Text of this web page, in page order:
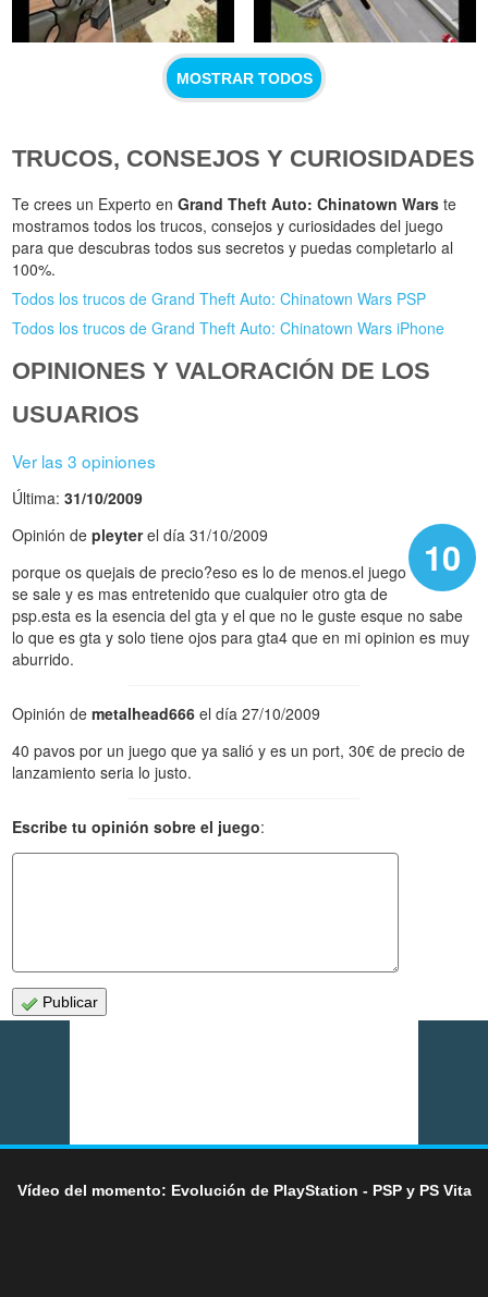
MOSTRAR TODOS
TRUCOS, CONSEJOS Y CURIOSIDADES
Te crees un Experto enGrand Theft Auto: Chinatown Wars te
mostramos todos los trucos, consejos y curiosidades del juego
para que descubras todos sus secretos y puedas completarlo al
100%.
Todos los trucos de Grand Theft Auto: Chinatown Wars PSP
Todos los trucos de Grand Theft Auto: Chinatown Wars iPhone
OPINIONES Y VALORACIÓN DE LOS
USUARIOS
Ver las 3 opiniones
Última:31/10/2009
10
Opinión depleyterel día 31/10/2009
porque os quejais de precio?eso es lo de menos.el juego
se sale y es mas entretenido que cualquier otro gta de
psp.esta es la esencia del gta y el que no le guste esque no sabe
lo que es gta y solo tiene ojos para gta4 que en mi opinion es muy
aburrido.
Opinión demetalhead666 el día 27/10/2009
40 pavos por un juego que ya salió y es un port, 30€ de precio de
lanzamiento seria lo justo.
Escribe tu opinión sobre el juego:
Publicar
Vídeo del momento: Evolución de PlayStation - PSP y PS Vita